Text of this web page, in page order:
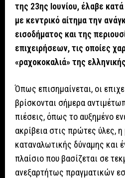
της 23ης Ιουνίου, έλαβε
με κεντρικό αίτημα την
εισοδήματος και της
επιχειρήσεων, τις οποίες
«ραχοκοκαλιά» της
Όπως επισημαίνεται, οι
βρίσκονται σήμερα
πιέσεις, όπως το αυξημένο
ακρίβεια στις πρώτες ύλες,
καταναλωτικής δύναμης και
πλαίσιο που βασίζεται σε
ανεξαρτήτως πραγματικών